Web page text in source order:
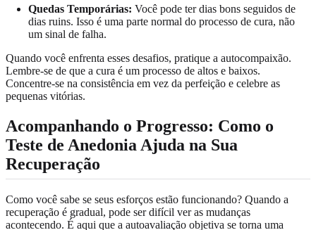
Quedas Temporárias: Você pode ter dias bons seguidos de
dias ruins. Isso é uma parte normal do processo de cura, não
um sinal de falha.
Quando você enfrenta esses desafios, pratique a autocompaixão.
Lembre-se de que a cura é um processo de altos e baixos.
Concentre-se na consistência em vez da perfeição e celebre as
pequenas vitórias.
Acompanhando o Progresso: Como o
Teste de Anedonia Ajuda na Sua
Recuperação
Como você sabe se seus esforços estão funcionando? Quando a
recuperação é gradual, pode ser difícil ver as mudanças
acontecendo. É aqui que a autoavaliação objetiva se torna uma